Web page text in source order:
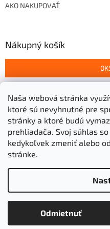
Naša webová stránka
ktoré sú nevyhnutné pre
stránky a ktoré budú
prehliadača. Svoj súhlas
kedykoľvek zmeniť alebo
stránke.
Odmietnuť
AKO NAKUPOVAŤ
Nákupný košík
0
Prijímame online platby
vyhradené.